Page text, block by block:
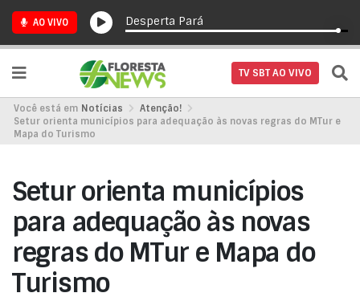
AO VIVO Desperta Pará
TV SBT AO VIVO
Você está em Notícias
Atenção!
Setur orienta municípios para adequação às novas regras do MTur e
Mapa do Turismo
Setur orienta municípios
para adequação às novas
regras do MTur e Mapa do
Turismo